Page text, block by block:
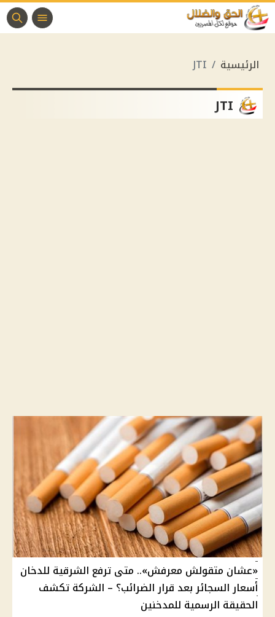
الرئيسية JTI
JTI
«عشان متقولش معرفش».. متى ترفع الشرقية للدخان
أسعار السجائر بعد قرار الضرائب؟ – الشركة تكشف
الحقيقة الرسمية للمدخنين